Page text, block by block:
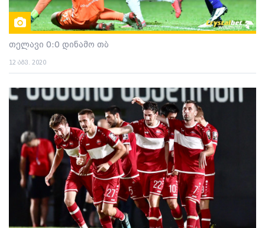
თელავი 0:0 დინამო თბ
12 აგვ. 2020